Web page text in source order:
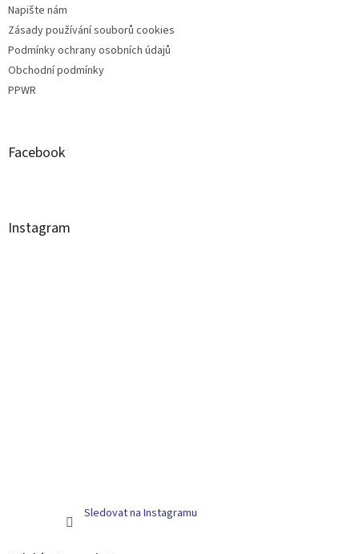
Napište nám
Zásady používání souborů cookies
Podmínky ochrany osobních údajů
Obchodní podmínky
PPWR
Facebook
Instagram
Sledovat na Instagramu